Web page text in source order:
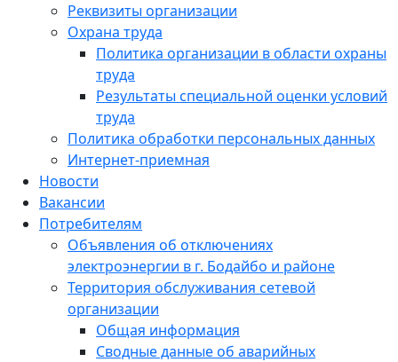
Реквизиты организации
Охрана труда
Политика организации в области охраны
труда
Результаты специальной оценки условий
труда
Политика обработки персональных данных
Интернет-приемная
Новости
Вакансии
Потребителям
Объявления об отключениях
электроэнергии в г. Бодайбо и районе
Территория обслуживания сетевой
организации
Общая информация
Сводные данные об аварийных